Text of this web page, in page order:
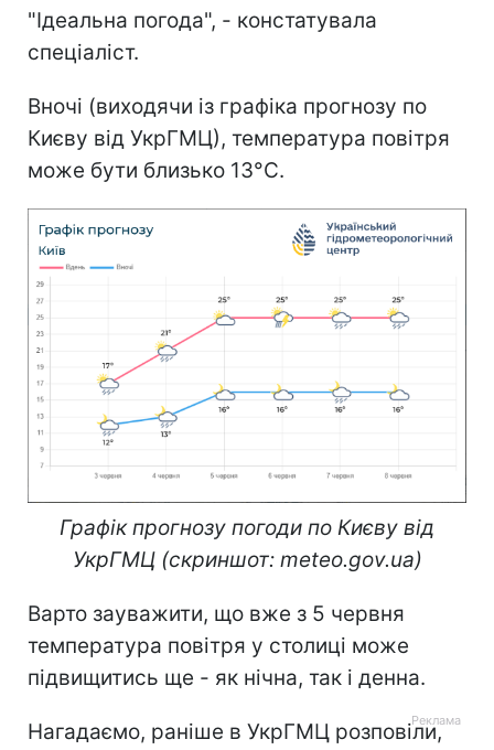
"Ідеальна погода", - констатувала
спеціаліст.
Вночі (виходячи із графіка прогнозу по
Києву від УкрГМЦ), температура повітря
може бути близько 13°С.
Графік прогнозу погоди по Києву від
УкрГМЦ (скриншот: meteo.gov.ua)
Варто зауважити, що вже з 5 червня
температура повітря у столиці може
підвищитись ще - як нічна, так і денна.
Нагадаємо, раніше в УкрГМЦ розповіли,